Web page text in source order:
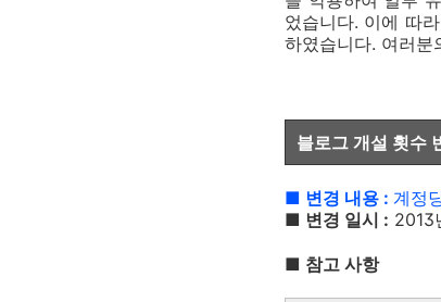
었습니다. 이에 따
하였습니다. 여러분
블로그 개설 횟수
■ 변경 내용 : 계정
■ 변경 일시 : 2013
■ 참고 사항